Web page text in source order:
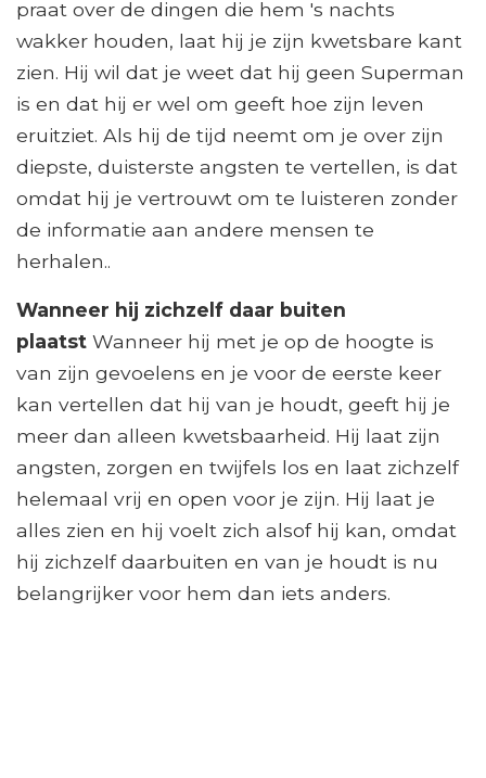
praat over de dingen die hem 's nachts
wakker houden, laat hij je zijn kwetsbare kant
zien. Hij wil dat je weet dat hij geen Superman
is en dat hij er wel om geeft hoe zijn leven
eruitziet. Als hij de tijd neemt om je over zijn
diepste, duisterste angsten te vertellen, is dat
omdat hij je vertrouwt om te luisteren zonder
de informatie aan andere mensen te
herhalen..
Wanneer hij zichzelf daar buiten
plaatst Wanneer hij met je op de hoogte is
van zijn gevoelens en je voor de eerste keer
kan vertellen dat hij van je houdt, geeft hij je
meer dan alleen kwetsbaarheid. Hij laat zijn
angsten, zorgen en twijfels los en laat zichzelf
helemaal vrij en open voor je zijn. Hij laat je
alles zien en hij voelt zich alsof hij kan, omdat
hij zichzelf daarbuiten en van je houdt is nu
belangrijker voor hem dan iets anders.